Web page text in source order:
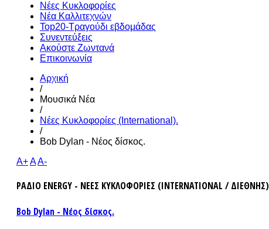
Νέες Κυκλοφορίες
Νέα Καλλιτεχνών
Top20-Τραγούδι εβδομάδας
Συνεντεύξεις
Ακούστε Ζωντανά
Επικοινωνία
Αρχική
/
Μουσικά Νέα
/
Νέες Κυκλοφορίες (International).
/
Bob Dylan - Νέος δίσκος.
A+AA-
ΡΑΔΙΟ ENERGY - ΝΕΕΣ ΚΥΚΛΟΦΟΡΙΕΣ (INTERNATIONAL / ΔΙΕΘΝΗΣ)
Bob Dylan - Νέος δίσκος.